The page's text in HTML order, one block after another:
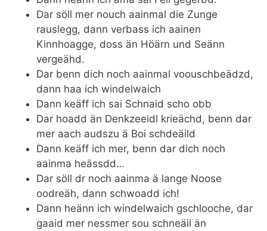
Dar söll mer nouch aainmal die Zunge
rauslegg, dann verbass ich aainen
Kinnhoagge, doss än Höärn und Seänn
vergeähd.
Dar benn dich noch aainmal voouschbeädzd,
dann haa ich windelwaich
Dann keäff ich sai Schnaid scho obb
Dar hoadd än Denkzeeidl krieächd, benn dar
mer aach audszu ä Boi schdeäild
Dann keäff ich mer, benn dar dich noch
aainma heässdd…
Dar söll dr noch aainma ä lange Noose
oodreäh, dann schwoadd ich!
Dann heänn ich windelwaich gschlooche, dar
gaaid mer nessmer sou schneäil än